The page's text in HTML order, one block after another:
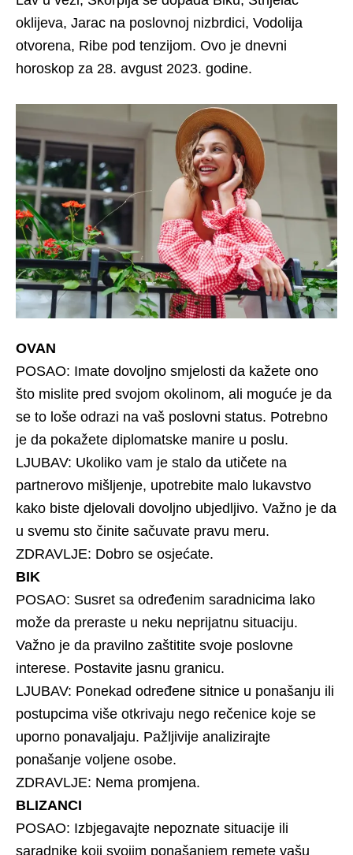
oklijeva, Jarac na poslovnoj nizbrdici, Vodolija
otvorena, Ribe pod tenzijom. Ovo je dnevni
horoskop za 28. avgust 2023. godine.
OVAN
POSAO: Imate dovoljno smjelosti da kažete ono
što mislite pred svojom okolinom, ali moguće je da
se to loše odrazi na vaš poslovni status. Potrebno
je da pokažete diplomatske manire u poslu.
LJUBAV: Ukoliko vam je stalo da utičete na
partnerovo mišljenje, upotrebite malo lukavstvo
kako biste djelovali dovoljno ubjedljivo. Važno je da
u svemu sto činite sačuvate pravu meru.
ZDRAVLJE: Dobro se osjećate.
BIK
POSAO: Susret sa određenim saradnicima lako
može da preraste u neku neprijatnu situaciju.
Važno je da pravilno zaštitite svoje poslovne
interese. Postavite jasnu granicu.
LJUBAV: Ponekad određene sitnice u ponašanju ili
postupcima više otkrivaju nego rečenice koje se
uporno ponavaljaju. Pažljivije analizirajte
ponašanje voljene osobe.
ZDRAVLJE: Nema promjena.
BLIZANCI
POSAO: Izbjegavajte nepoznate situacije ili
saradnike koji svojim ponašanjem remete vašu